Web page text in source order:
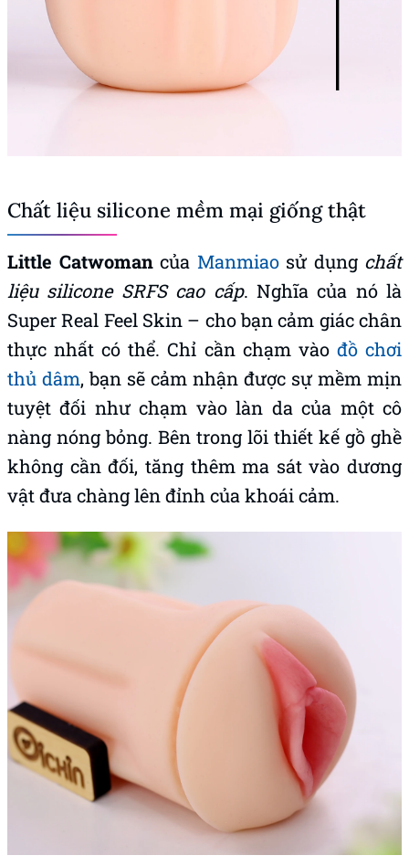
Chất liệu silicone mềm mại giống thật
Little Catwomancủa Manmiaosử dụng chất
liệu silicone SRFS cao cấp. Nghĩa của nó là
Super Real Feel Skin – cho bạn cảm giác chân
thực nhất có thể. Chỉ cần chạm vào đồ chơi
thủ dâm, bạn sẽ cảm nhận được sự mềm mịn
tuyệt đối như chạm vào làn da của một cô
nàng nóng bỏng. Bên trong lõi thiết kế gồ ghề
không cần đối, tăng thêm ma sát vào dương
vật đưa chàng lên đỉnh của khoái cảm.